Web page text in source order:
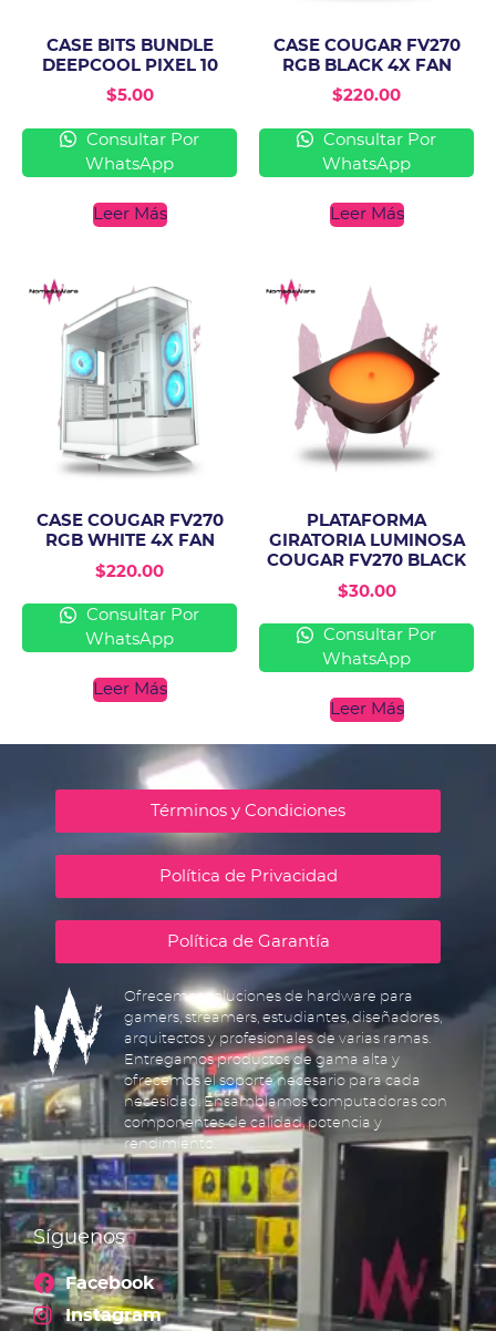
CASE BITS BUNDLE
DEEPCOOL PIXEL 10
$5.00
Consultar Por
WhatsApp
Leer Más
CASE COUGAR FV270
RGB BLACK 4X FAN
$220.00
Consultar Por
WhatsApp
Leer Más
CASE COUGAR FV270
RGB WHITE 4X FAN
$220.00
Consultar Por
WhatsApp
Leer Más
PLATAFORMA
GIRATORIA LUMINOSA
COUGAR FV270 BLACK
$30.00
Consultar Por
WhatsApp
Leer Más
Términos y Condiciones
Política de Privacidad
Política de Garantía
Ofrecemos soluciones de hardware para
gamers, streamers, estudiantes, diseñadores,
arquitectos y profesionales de varias ramas.
Entregamos productos de gama alta y
ofrecemos el soporte necesario para cada
necesidad. Ensamblamos computadoras con
componentes de calidad, potencia y
rendimiento.
Síguenos
Facebook
Instagram